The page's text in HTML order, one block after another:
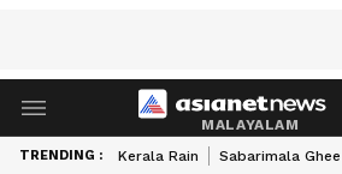
MALAYALAM
TRENDING : Kerala Rain Sabarimala